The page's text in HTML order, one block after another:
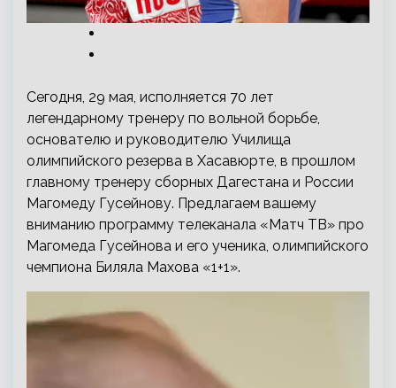
Сегодня, 29 мая, исполняется 70 лет
легендарному тренеру по вольной борьбе,
основателю и руководителю Училища
олимпийского резерва в Хасавюрте, в прошлом
главному тренеру сборных Дагестана и России
Магомеду Гусейнову. Предлагаем вашему
вниманию программу телеканала «Матч ТВ» про
Магомеда Гусейнова и его ученика, олимпийского
чемпиона Биляла Махова «1+1».